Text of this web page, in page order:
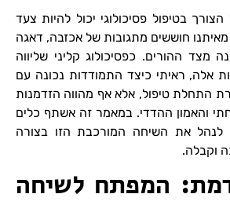
בטיפול פסיכולוגי יכול להיות צעד
חוששים מתגובות של אכזבה, דאגה
מצד ההורים. כפסיכולוג קליני שליווה
אלה, ראיתי כיצד התמודדות נכונה עם
התחלת טיפול, אלא אף מהווה הזדמנות
והאמון ההדדי. במאמר זה אשתף כלים
לנהל את השיחה המורכבת הזו בצורה
וקבלה.
המפתח לשיחה